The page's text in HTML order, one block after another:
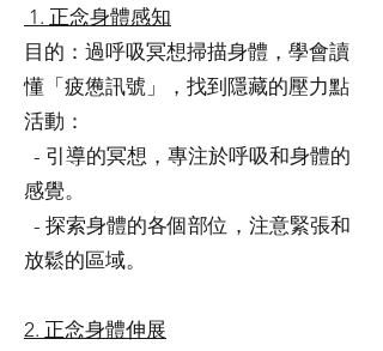
1. 正念身體感知
目的：過呼吸冥想掃描身體，學會讀
懂「疲憊訊號」，找到隱藏的壓力點
活動：
- 引導的冥想，專注於呼吸和身體的
感覺。
- 探索身體的各個部位，注意緊張和
放鬆的區域。
2. 正念身體伸展